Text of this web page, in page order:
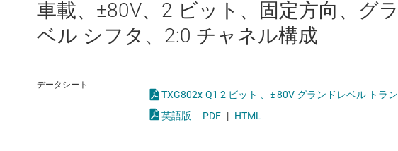
インターフェイス
オーディオ、ハプティクス、およびピエゾ
スイッチ/マルチプレクサ
専用ロジック IC
構成可能なプログラマブル
車載、±80V、2 ビット、固定方向、グ
ベル シフタ、2:0 チャネル構成
データシート
TXG802x-Q1 2 ビット 、± 80V グランドレベル トラ
英語版
PDF | HTML